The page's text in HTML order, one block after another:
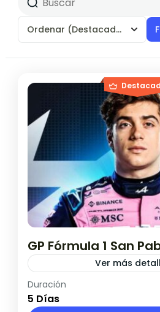
Ordenar (Destacados)
GP Fórmula 1 San
Ver más
OPCION 1: PAQUETE
AÉREOS DESDE BUENOS
Duración
5 Días